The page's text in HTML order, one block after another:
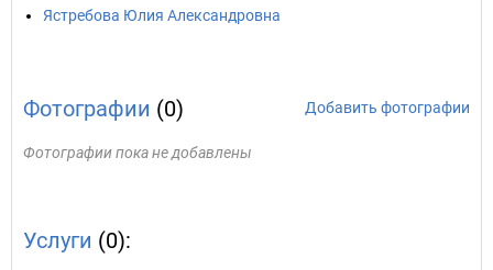
Ястребова Юлия Александровна
Фотографии (0) Добавить фотографии
Фотографии пока не добавлены
Услуги (0):